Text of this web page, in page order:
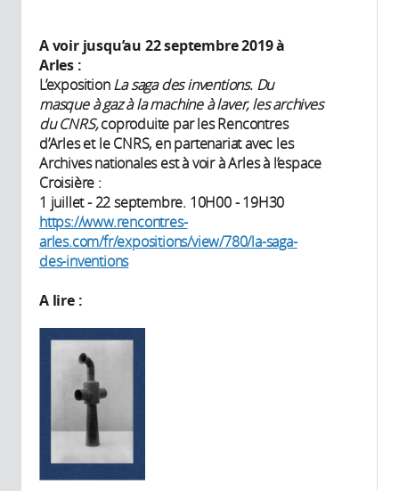
A voir jusqu’au 22 septembre 2019 à
Arles :
L’expositionLa saga des inventions. Du
masque à gaz à la machine à laver, les archives
du CNRS,coproduite par les Rencontres
d’Arles et le CNRS, en partenariat avec les
Archives nationales est à voir à Arles à l’espace
Croisière :
1 juillet - 22 septembre. 10H00 - 19H30
https://www.rencontres-
arles.com/fr/expositions/view/780/la-saga-
des-inventions
A lire :